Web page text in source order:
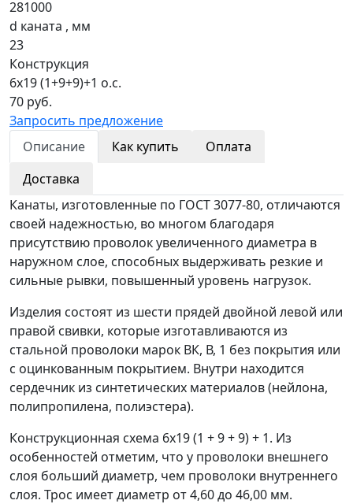
281000
d каната , мм
23
Конструкция
6х19 (1+9+9)+1 о.с.
70 руб.
Запросить предложение
Описание
Как купить
Оплата
Доставка
Канаты, изготовленные по ГОСТ 3077-80, отличаются
своей надежностью, во многом благодаря
присутствию проволок увеличенного диаметра в
наружном слое, способных выдерживать резкие и
сильные рывки, повышенный уровень нагрузок.
Изделия состоят из шести прядей двойной левой или
правой свивки, которые изготавливаются из
стальной проволоки марок ВК, В, 1 без покрытия или
с оцинкованным покрытием. Внутри находится
сердечник из синтетических материалов (нейлона,
полипропилена, полиэстера).
Конструкционная схема 6х19 (1 + 9 + 9) + 1. Из
особенностей отметим, что у проволоки внешнего
слоя больший диаметр, чем проволоки внутреннего
слоя. Трос имеет диаметр от 4,60 до 46,00 мм.